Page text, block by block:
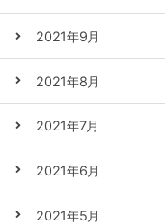
2021年9月
2021年8月
2021年7月
2021年6月
2021年5月